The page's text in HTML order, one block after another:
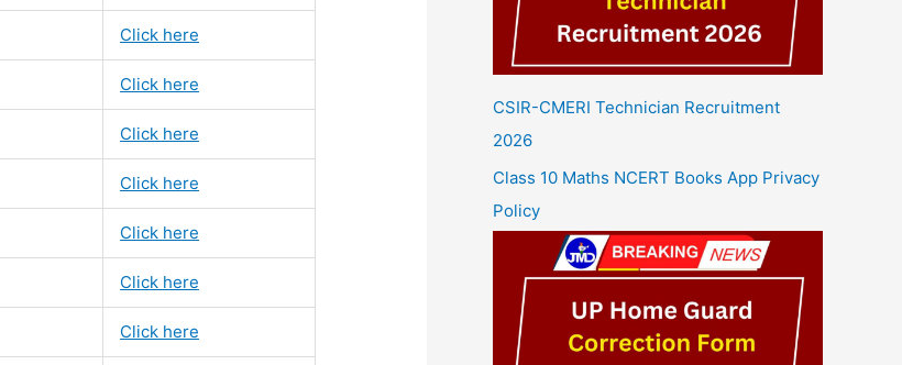
Click here
Click here
Click here
Click here
Click here
Click here
Click here
CSIR-CMERI Technician Recruitment
2026
Class 10 Maths NCERT Books App Privacy
Policy